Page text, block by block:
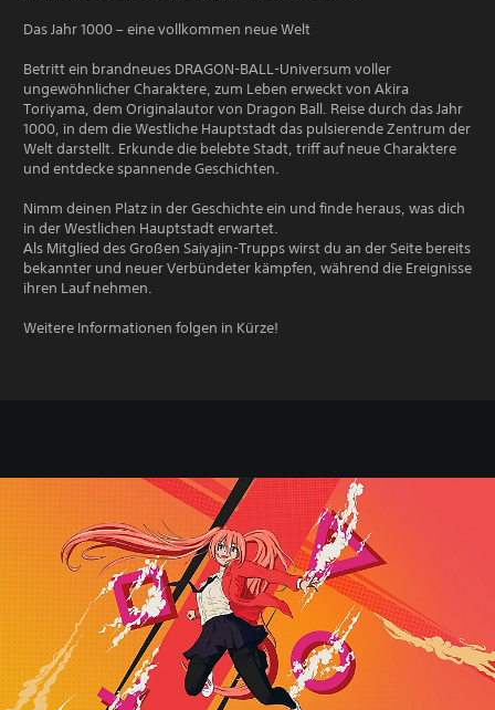
Das Jahr 1000 – eine vollkommen neue Welt
Betritt ein brandneues DRAGON-BALL-Universum voller
ungewöhnlicher Charaktere, zum Leben erweckt von Akira
Toriyama, dem Originalautor von Dragon Ball. Reise durch das Jahr
1000, in dem die Westliche Hauptstadt das pulsierende Zentrum der
Welt darstellt. Erkunde die belebte Stadt, triff auf neue Charaktere
und entdecke spannende Geschichten.
Nimm deinen Platz in der Geschichte ein und finde heraus, was dich
in der Westlichen Hauptstadt erwartet.
Als Mitglied des Großen Saiyajin-Trupps wirst du an der Seite bereits
bekannter und neuer Verbündeter kämpfen, während die Ereignisse
ihren Lauf nehmen.
Weitere Informationen folgen in Kürze!